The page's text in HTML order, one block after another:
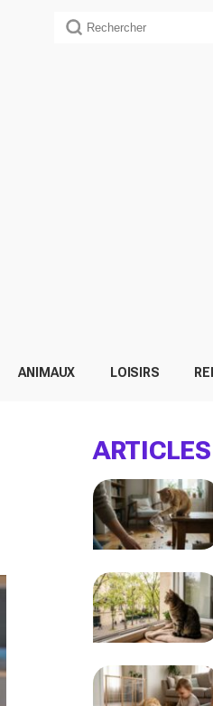
ANIMAUX LOISIRS